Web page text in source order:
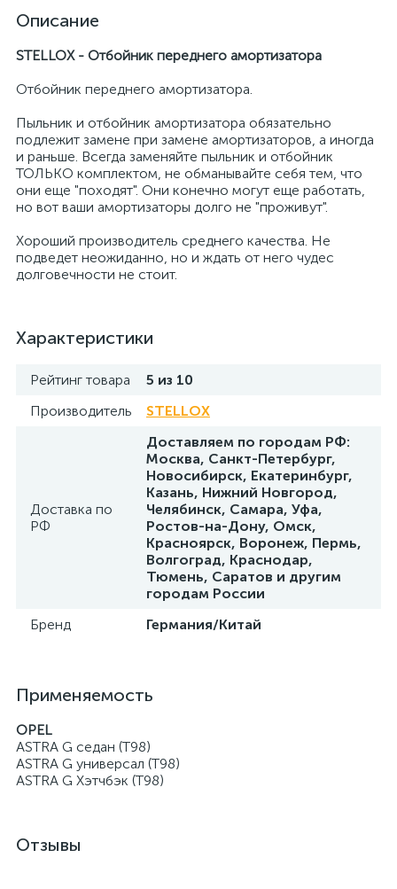
Описание
STELLOX - Отбойник переднего амортизатора
Отбойник переднего амортизатора.
Пыльник и отбойник амортизатора обязательно
подлежит замене при замене амортизаторов, а иногда
и раньше. Всегда заменяйте пыльник и отбойник
ТОЛЬКО комплектом, не обманывайте себя тем, что
они еще "походят". Они конечно могут еще работать,
но вот ваши амортизаторы долго не "проживут".
Хороший производитель среднего качества. Не
подведет неожиданно, но и ждать от него чудес
долговечности не стоит.
Характеристики
Рейтинг товара
5 из 10
Производитель
STELLOX
Доставка по
РФ
Доставляем по городам РФ:
Москва, Санкт-Петербург,
Новосибирск, Екатеринбург,
Казань, Нижний Новгород,
Челябинск, Самара, Уфа,
Ростов-на-Дону, Омск,
Красноярск, Воронеж, Пермь,
Волгоград, Краснодар,
Тюмень, Саратов и другим
городам России
Бренд
Германия/Китай
Применяемость
OPEL
ASTRA G седан (T98)
ASTRA G универсал (T98)
ASTRA G Хэтчбэк (T98)
Отзывы